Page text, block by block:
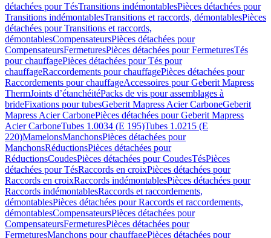
détachées pour TésTransitions indémontablesPièces détachées pour
Transitions indémontablesTransitions et raccords, démontablesPièces
détachées pour Transitions et raccords,
démontablesCompensateursPièces détachées pour
CompensateursFermeturesPièces détachées pour FermeturesTés
pour chauffagePièces détachées pour Tés pour
chauffageRaccordements pour chauffagePièces détachées pour
Raccordements pour chauffageAccessoires pour Geberit Mapress
ThermJoints d’étanchéitéPacks de vis pour assemblages à
brideFixations pour tubesGeberit Mapress Acier CarboneGeberit
Mapress Acier CarbonePièces détachées pour Geberit Mapress
Acier CarboneTubes 1.0034 (E 195)Tubes 1.0215 (E
220)MamelonsManchonsPièces détachées pour
ManchonsRéductionsPièces détachées pour
RéductionsCoudesPièces détachées pour CoudesTésPièces
détachées pour TésRaccords en croixPièces détachées pour
Raccords en croixRaccords indémontablesPièces détachées pour
Raccords indémontablesRaccords et raccordements,
démontablesPièces détachées pour Raccords et raccordements,
démontablesCompensateursPièces détachées pour
CompensateursFermeturesPièces détachées pour
FermeturesManchons pour chauffagePièces détachées pour